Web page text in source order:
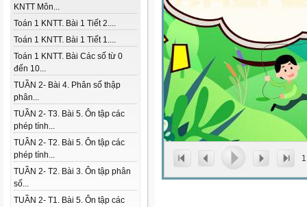
KNTT Môn...
Toán 1 KNTT. Bài 1 Tiết 2....
Toán 1 KNTT. Bài 1 Tiết 1....
Toán 1 KNTT. Bài Các số từ 0
đến 10...
TUẦN 2- Bài 4. Phân số thập
phân...
TUẦN 2- T3. Bài 5. Ôn tập các
phép tính...
TUẦN 2- T2. Bài 5. Ôn tập các
phép tính...
TUẦN 2- T2. Bài 3. Ôn tập phân
số...
TUẦN 2- T1. Bài 5. Ôn tập các
1